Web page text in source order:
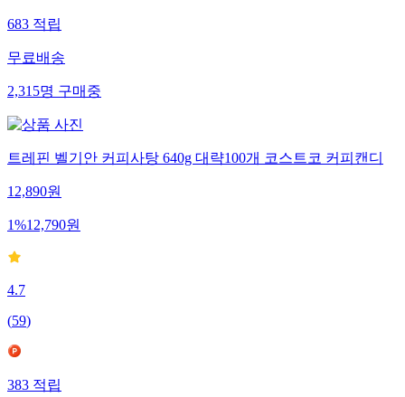
683적립
무료배송
2,315명구매중
트레핀 벨기안 커피사탕 640g 대략100개 코스트코 커피캔디
12,890원
1%12,790원
4.7
(59)
383적립